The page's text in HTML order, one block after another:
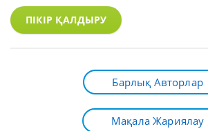
ПІКІР ҚАЛДЫРУ
Барлық Авторлар
Мақала Жариялау